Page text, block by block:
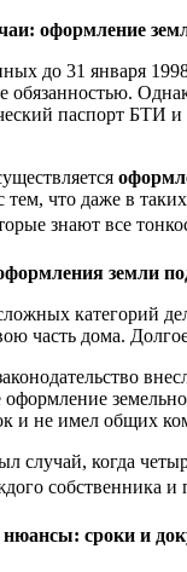
оформление
до 31 января
обязанностью.
паспорт БТИ
тем, что даже в
знают все
земли
категорий
часть дома.
оформление
и не имел общих
случай, когда
собственника
сроки и